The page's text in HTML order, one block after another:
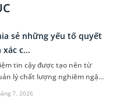
7, 2026
sẻ những yếu tố quyết
c...
tin cậy được tạo nên từ
lý chất lượng nghiêm ngặt,
trong và sau xét nghiệm.
Thái Sơn - Giám đốc Hệ